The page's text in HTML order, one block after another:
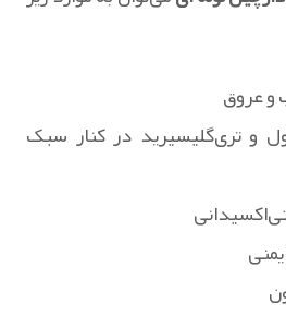
عروق
و تری‌گلیسیرید در کنار سبک